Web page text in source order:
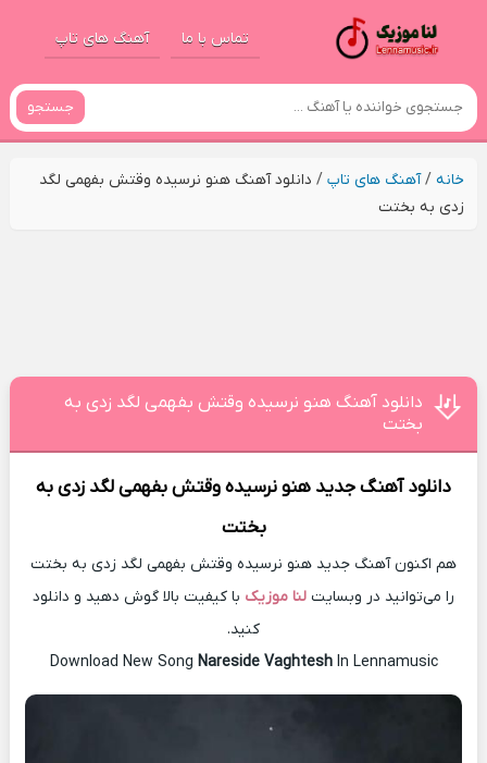
تماس با ما آهنگ های تاپ
جستجو
خانه/آهنگ های تاپ/ دانلود آهنگ هنو نرسیده وقتش بفهمی لگد
زدی به بختت
دانلود آهنگ هنو نرسیده وقتش بفهمی لگد زدی به
بختت
دانلود آهنگ جدید هنو نرسیده وقتش بفهمی لگد زدی به
بختت
هم اکنون آهنگ جدید هنو نرسیده وقتش بفهمی لگد زدی به بختت
را می‌توانید در وبسایت لنا موزیک با کیفیت بالا گوش دهید و دانلود
کنید.
Download New Song Nareside VaghteshIn Lennamusic